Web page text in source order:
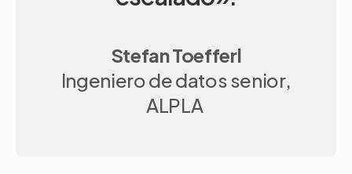
Stefan Toefferl
Ingeniero de datos senior,
ALPLA